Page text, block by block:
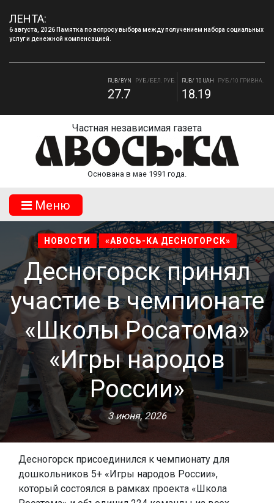
ЛЕНТА:
6 августа, 2026 Памятка по вопросу выбора между получением набора социальных
РУБ./ДОЛЛАР RUB/EUR
27.7 18.19
Частная независимая газета
Основана в мае 1991 года.
Mеню
НОВОСТИ «АВОСЬ-КА ДЕСНОГОРСК»
Десногорск принял
участие в чемпионате
«Школы Росатома»
«Игры народов
России»
3 июня, 2026
Десногорск присоединился к чемпионату для
дошкольников 5+ «Игры народов России»,
который состоялся в рамках проекта «Школа